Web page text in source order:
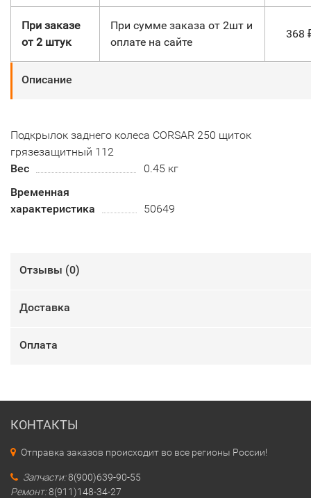
При заказе
от 2 штук
При сумме заказа от 2шт и
оплате на сайте
368
Описание
Подкрылок заднего колеса CORSAR 250 щиток
грязезащитный 112
Вес
0.45 кг
Временная
характеристика
50649
Отзывы (0)
Доставка
Оплата
КОНТАКТЫ
Отправка заказов происходит во все регионы России!
Запчасти:8(900)639-90-55
Ремонт:8(911)148-34-27